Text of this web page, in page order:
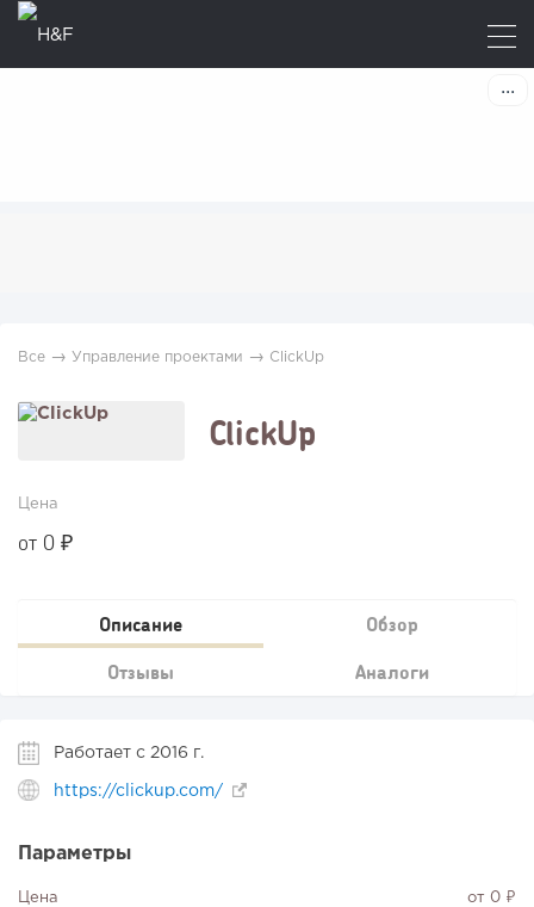
Все → Управление проектами → ClickUp
ClickUp
Цена
от 0 ₽
Описание Обзор
Отзывы Аналоги
Работает с 2016 г.
https://clickup.com/
Параметры
Цена от 0 ₽